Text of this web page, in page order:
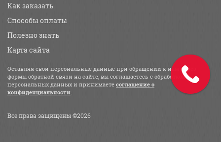
Как заказать
Способы оплаты
Полезно знать
Карта сайта
Оставляя свои персональные данные при обращении к нам через
формы обратной связи на сайте, вы соглашаетесь с обработкой
персональных данных и принимаете соглашение о
конфиденциальности
Все права защищены ©2026